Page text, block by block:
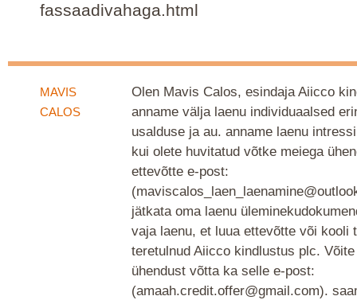
fassaadivahaga.html
MAVIS
CALOS
Olen Mavis Calos, esindaja Aiicco
anname välja laenu individuaalsed
usalduse ja au. anname laenu
kui olete huvitatud võtke meiega
ettevõtte e-post:
jätkata oma laenu
vaja laenu, et luua ettevõtte või kooli
teretulnud Aiicco kindlustus plc.
ühendust võtta ka selle e-post:
(amaah.credit.offer@gmail.com).